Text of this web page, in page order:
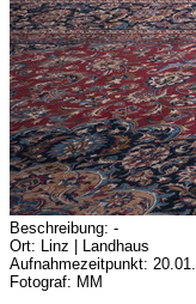
Beschreibung: -
Ort: Linz | Landhaus
Aufnahmezeitpunkt:
Fotograf: MM